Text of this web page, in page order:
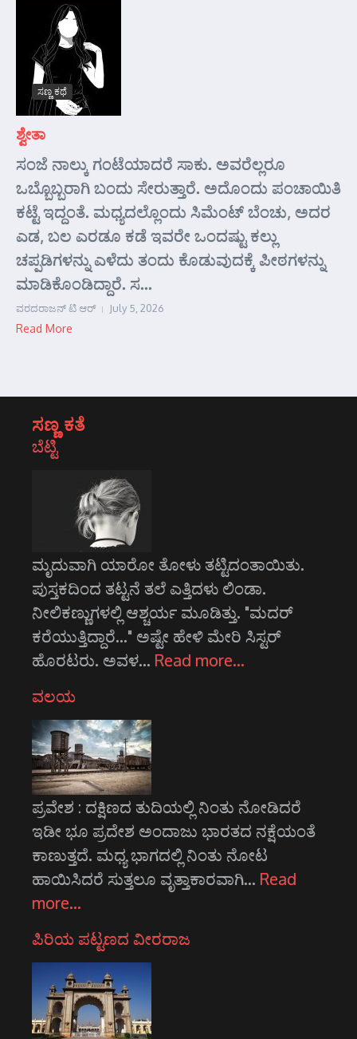
ಸಣ್ಣ ಕಥೆ
ಶ್ವೇತಾ
ಸಂಜೆ ನಾಲ್ಕು ಗಂಟೆಯಾದರೆ ಸಾಕು. ಅವರೆಲ್ಲರೂ
ಒಬ್ಬೊಬ್ಬರಾಗಿ ಬಂದು ಸೇರುತ್ತಾರೆ. ಅದೊಂದು ಪಂಚಾಯಿತಿ
ಕಟ್ಟೆ ಇದ್ದಂತೆ. ಮಧ್ಯದಲ್ಲೊಂದು ಸಿಮೆಂಟ್ ಬೆಂಚು, ಅದರ
ಎಡ, ಬಲ ಎರಡೂ ಕಡೆ ಇವರೇ ಒಂದಷ್ಟು ಕಲ್ಲು
ಚಪ್ಪಡಿಗಳನ್ನು ಎಳೆದು ತಂದು ಕೊಡುವುದಕ್ಕೆ ಪೀಠಗಳನ್ನು
ಮಾಡಿಕೊಂಡಿದ್ದಾರೆ. ಸ...
ವರದರಾಜನ್ ಟಿ ಆರ್ July 5, 2026
Read More
ಸಣ್ಣ ಕತೆ
ಬೆಟ್ಟಿ
ಮೃದುವಾಗಿ ಯಾರೋ ತೋಳು ತಟ್ಟಿದಂತಾಯಿತು.
ಪುಸ್ತಕದಿಂದ ತಟ್ಟನೆ ತಲೆ ಎತ್ತಿದಳು ಲಿಂಡಾ.
ನೀಲಿಕಣ್ಣುಗಳಲ್ಲಿ ಆಶ್ಚರ್ಯ ಮೂಡಿತ್ತು. "ಮದರ್
ಕರೆಯುತ್ತಿದ್ದಾರೆ..." ಅಷ್ಟೇ ಹೇಳಿ ಮೇರಿ ಸಿಸ್ಟರ್
ಹೊರಟರು. ಅವಳ… Read more…
ವಲಯ
ಪ್ರವೇಶ : ದಕ್ಷಿಣದ ತುದಿಯಲ್ಲಿ ನಿಂತು ನೋಡಿದರೆ
ಇಡೀ ಭೂ ಪ್ರದೇಶ ಅಂದಾಜು ಭಾರತದ ನಕ್ಷೆಯಂತೆ
ಕಾಣುತ್ತದೆ. ಮಧ್ಯ ಭಾಗದಲ್ಲಿ ನಿಂತು ನೋಟ
ಹಾಯಿಸಿದರೆ ಸುತ್ತಲೂ ವೃತ್ತಾಕಾರವಾಗಿ… Read
more…
ಪಿರಿಯ ಪಟ್ಟಣದ ವೀರರಾಜ